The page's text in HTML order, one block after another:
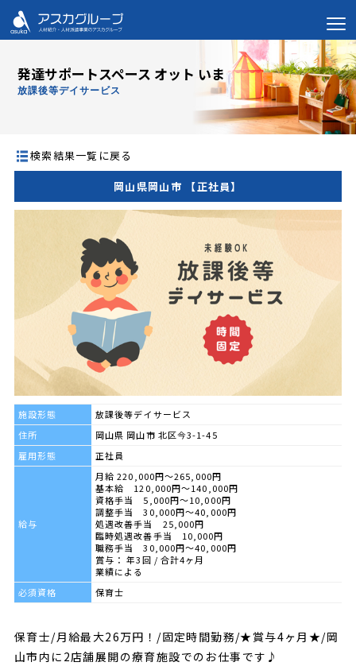
発達サポートスペース オット いま
放課後等デイサービス
検索結果一覧に戻る
岡山県岡山市 【正社員】
施設形態
放課後等デイサービス
住所
岡山県 岡山市 北区今3-1-45
雇用形態
正社員
給与
月給 220,000円～265,000円
基本給 120,000円～140,000円
資格手当 5,000円～10,000円
調整手当 30,000円～40,000円
処遇改善手当 25,000円
臨時処遇改善手当 10,000円
職務手当 30,000円～40,000円
賞与： 年3回 / 合計4ヶ月
業績による
必須資格
保育士
保育士/月給最大26万円！/固定時間勤務/★賞与4ヶ月★/岡
山市内に2店舗展開の療育施設でのお仕事です♪